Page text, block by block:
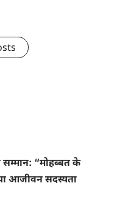
“मोहब्बत के
आजीवन सदस्यता